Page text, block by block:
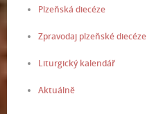
Plzeňská diecéze
Zpravodaj plzeňské diecéze
Liturgický kalendář
Aktuálně